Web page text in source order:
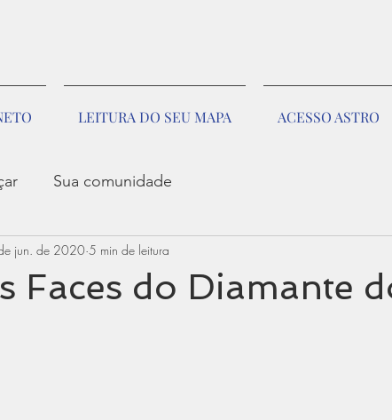
LEITURA DO SEU MAPA ACESSO ASTRO
Sua comunidade
Faces do Diamante
jun. de 2020 5 min de leitura